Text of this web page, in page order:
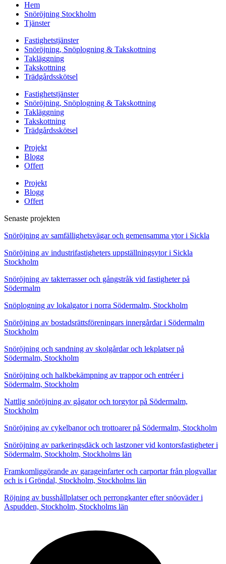
Hem
Snöröjning Stockholm
Tjänster
Fastighetstjänster
Snöröjning, Snöplogning & Takskottning
Takläggning
Takskottning
Trädgårdsskötsel
Fastighetstjänster
Snöröjning, Snöplogning & Takskottning
Takläggning
Takskottning
Trädgårdsskötsel
Projekt
Blogg
Offert
Projekt
Blogg
Offert
Senaste projekten
Snöröjning av samfällighetsvägar och gemensamma ytor i Sickla
Snöröjning av industrifastigheters uppställningsytor i Sickla
Stockholm
Snöröjning av takterrasser och gångstråk vid fastigheter på
Södermalm
Snöplogning av lokalgator i norra Södermalm, Stockholm
Snöröjning av bostadsrättsföreningars innergårdar i Södermalm
Stockholm
Snöröjning och sandning av skolgårdar och lekplatser på
Södermalm, Stockholm
Snöröjning och halkbekämpning av trappor och entréer i
Södermalm, Stockholm
Nattlig snöröjning av gågator och torgytor på Södermalm,
Stockholm
Snöröjning av cykelbanor och trottoarer på Södermalm, Stockholm
Snöröjning av parkeringsdäck och lastzoner vid kontorsfastigheter i
Södermalm, Stockholm, Stockholms län
Framkomliggörande av garageinfarter och carportar från plogvallar
och is i Gröndal, Stockholm, Stockholms län
Röjning av busshållplatser och perrongkanter efter snöoväder i
Aspudden, Stockholm, Stockholms län